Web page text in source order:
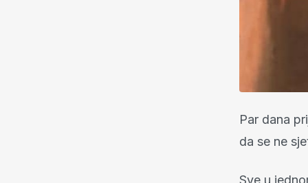
Par dana
da se ne